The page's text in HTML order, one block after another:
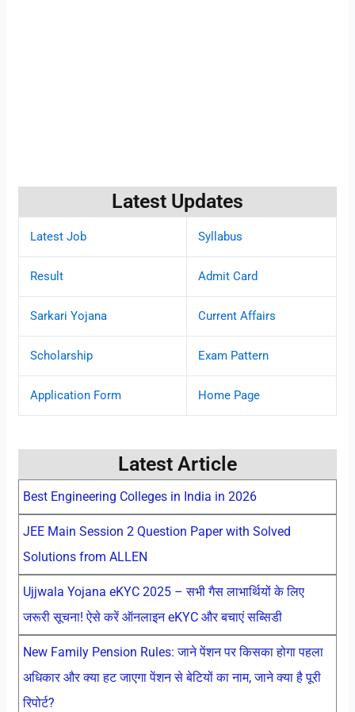
Latest Updates
Latest Job Syllabus
Result Admit Card
Sarkari Yojana Current Affairs
Scholarship Exam Pattern
Application Form Home Page
Latest Article
Best Engineering Colleges in India in 2026
JEE Main Session 2 Question Paper with Solved
Solutions from ALLEN
Ujjwala Yojana eKYC 2025 – सभी गैस लाभार्थियों के लिए
जरूरी सूचना! ऐसे करें ऑनलाइन eKYC और बचाएं सब्सिडी
New Family Pension Rules: जाने पेंशन पर किसका होगा पहला
अधिकार और क्या हट जाएगा पेंशन से बेटियों का नाम, जाने क्या है पूरी
रिपोर्ट?